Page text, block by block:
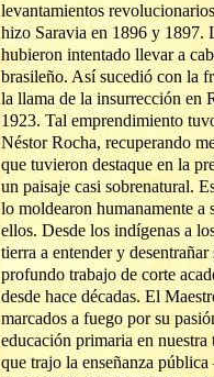
levantamientos
hizo Saravia en 1896 y 1897.
hubieron intentado llevar a
brasileño. Así sucedió con la
la llama de la insurrección en
1923. Tal emprendimiento
Néstor Rocha, recuperando
que tuvieron destaque en la
un paisaje casi sobrenatural.
lo moldearon humanamente a
ellos. Desde los indígenas a
tierra a entender y
profundo trabajo de corte
desde hace décadas. El
marcados a fuego por su
educación primaria en
que trajo la enseñanza